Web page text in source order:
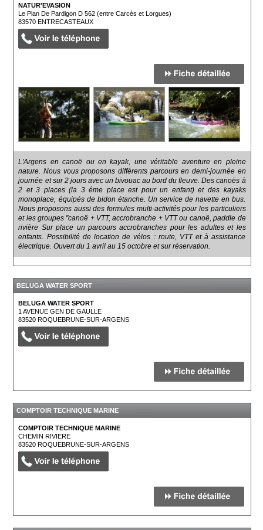
NATUR'EVASION
Le Plan De Pardigon D 562 (entre Carcès et Lorgues)
83570ENTRECASTEAUX
L'Argens en canoë ou en kayak, une véritable aventure en pleine
nature. Nous vous proposons différents parcours en demi-journée en
journée et sur 2 jours avec un bivouac au bord du fleuve. Des canoës à
2 et 3 places (la 3 éme place est pour un enfant) et des kayaks
monoplace, équipés de bidon étanche. Un service de navette en bus.
Nous proposons aussi des formules multi-activités pour les particuliers
et les groupes "canoë + VTT, accrobranche + VTT ou canoë, paddle de
rivière Sur place un parcours accrobranches pour les adultes et les
enfants. Possibilité de location de vélos : route, VTT et à assistance
électrique. Ouvert du 1 avril au 15 octobre et sur réservation.
BELUGA WATER SPORT
BELUGA WATER SPORT
1 AVENUE GEN DE GAULLE
83520ROQUEBRUNE-SUR-ARGENS
COMPTOIR TECHNIQUE MARINE
COMPTOIR TECHNIQUE MARINE
CHEMIN RIVIERE
83520ROQUEBRUNE-SUR-ARGENS